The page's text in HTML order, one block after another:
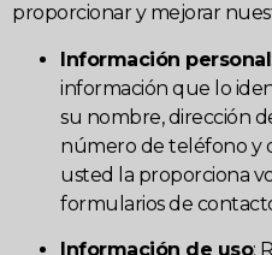
proporcionar y mejorar
Información personal
información que lo
su nombre, dirección
número de teléfono y
usted la proporciona
formularios de
Información de uso: